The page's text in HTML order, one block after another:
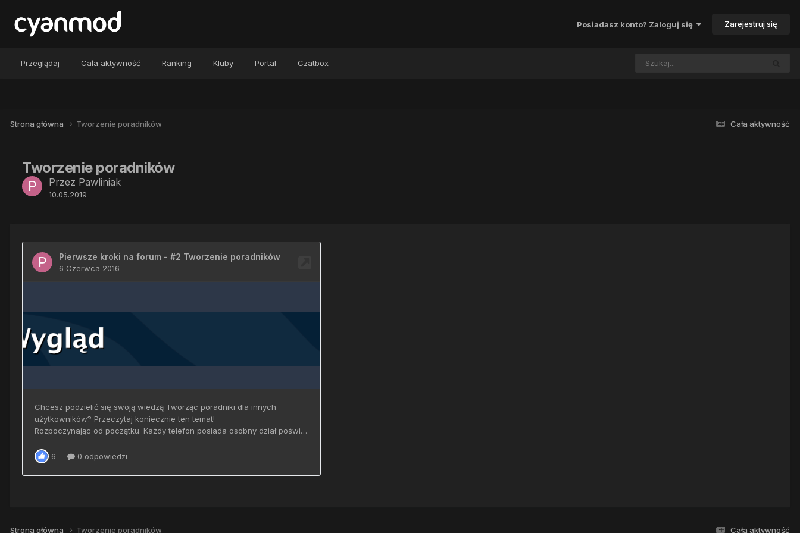
Posiadasz konto? Zaloguj się Zarejestruj się
Przeglądaj Cała aktywność Ranking Kluby Portal Czatbox
Cała aktywność
Strona główna Tworzenie poradników
Tworzenie poradników
Przez Pawliniak
10.05.2019
Cała aktywność
Strona główna Tworzenie poradników